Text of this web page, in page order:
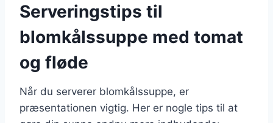
Serveringstips til
blomkålssuppe med tomat
og fløde
Når du serverer blomkålssuppe, er
præsentationen vigtig. Her er nogle tips til at